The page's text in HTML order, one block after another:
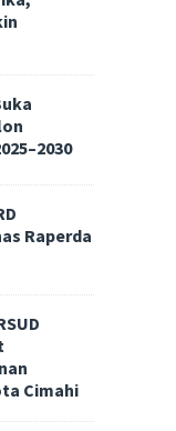
Raperda
Cimahi